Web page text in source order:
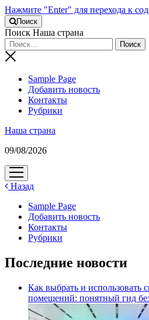
Нажмите "Enter" для перехода к
Поиск
Поиск Наша страна
Sample Page
Добавить новость
Контакты
Рубрики
Наша страна
09/08/2026
открыть
меню
Назад
Sample Page
Добавить новость
Контакты
Рубрики
Последние новости
Как выбрать и использовать
помещений: понятный гид